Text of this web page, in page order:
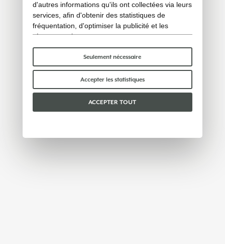
d'autres informations qu'ils ont collectées via leurs
services, afin d'obtenir des statistiques de
fréquentation, d'optimiser la publicité et les
réseaux sociaux.
Certains cookies « techniques » sont
indispensables au bon fonctionnement du site et
ne traitent ni ne partagent aucune donnée
personnelle avec des tiers. Pour en savoir plus,
vous pouvez consulter notrepolitique en matière
Veuillez choisir les cookies que vous acceptez :
Seulement nécessaire
Accepter les statistiques
ACCEPTER TOUT